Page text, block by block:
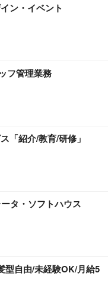
ン・イベント
フ管理業務
「紹介/教育/研修」
タ・ソフトハウス
型自由/未経験OK/月給5